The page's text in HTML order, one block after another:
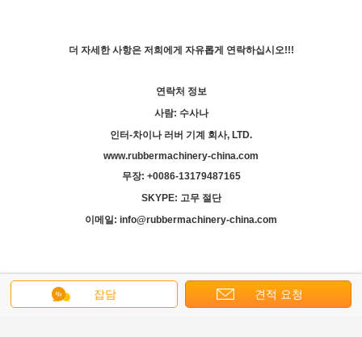
더 자세한 사항은 저희에게 자유롭게 연락하십시오!!!
연락처 정보
사람: 수사나
인터-차이나 러버 기계 회사, LTD.
www.rubbermachinery-china.com
무장: +0086-13179487165
SKYPE: 고무 절단
이메일: info@rubbermachinery-china.com
잡담 견적 요청